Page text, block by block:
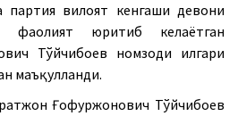
партия вилоят кенгаши девони
фаолият юритиб келаётган
Тўйчибоев номзоди илгари
маъқулланди.
Ғофуржонович Тўйчибоев